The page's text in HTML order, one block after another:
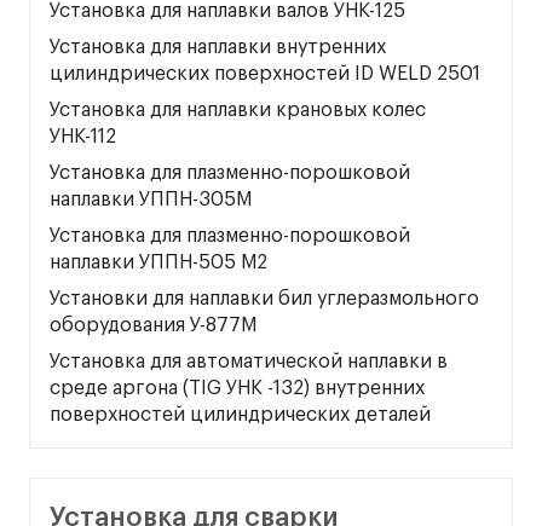
Установка для наплавки валов УНК-125
Установка для наплавки внутренних
цилиндрических поверхностей ID WELD 2501
Установка для наплавки крановых колес
УНК-112
Установка для плазменно-порошковой
наплавки УППН-305М
Установка для плазменно-порошковой
наплавки УППН-505 М2
Установки для наплавки бил углеразмольного
оборудования У-877М
Установка для автоматической наплавки в
среде аргона (TIG УНК -132) внутренних
поверхностей цилиндрических деталей
Установка для сварки